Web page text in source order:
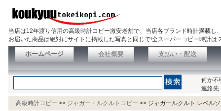
当店は12年渡り信用の高級時計コピー激安老舗で、当店各ブランド時計満載
お届いた商品は絶対にサイトに掲載した写真と同じで!全スーパーコピー時計
ホームページ 会社概要 支払い・配送
何か不
連絡
高級時計コピー >> ジャガー・ルクルトコピー >> ジャガールクルト レベ